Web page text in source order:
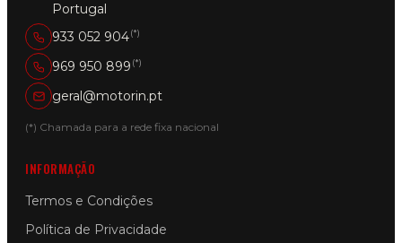
Portugal
933 052 904(*)
969 950 899 (*)
geral@motorin.pt
(*) Chamada para a rede fixa nacional
INFORMAÇÃO
Termos e Condições
Política de Privacidade